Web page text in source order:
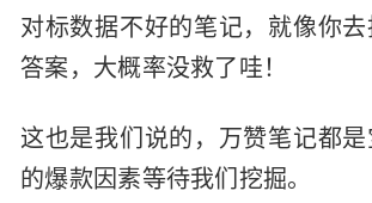
对标数据不好的笔记，就像你
答案，大概率没救了哇！
这也是我们说的，万赞笔记都
的爆款因素等待我们挖掘。